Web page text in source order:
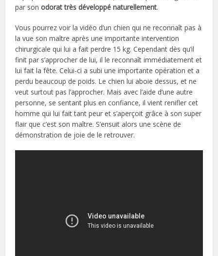
par sonodorat très développé naturellement.
Vous pourrez voir la vidéo d’un chien qui ne reconnaît pas à
la vue son maître après une importante intervention
chirurgicale qui lui a fait perdre 15 kg. Cependant dès qu’il
finit par s’approcher de lui, il le reconnaît immédiatement et
lui fait la fête. Celui-ci a subi une importante opération et a
perdu beaucoup de poids. Le chien lui aboie dessus, et ne
veut surtout pas l’approcher. Mais avec l’aide d’une autre
personne, se sentant plus en confiance, il vient renifler cet
homme qui lui fait tant peur et s’aperçoit grâce à son super
flair que c’est son maître. S’ensuit alors une scène de
démonstration de joie de le retrouver.